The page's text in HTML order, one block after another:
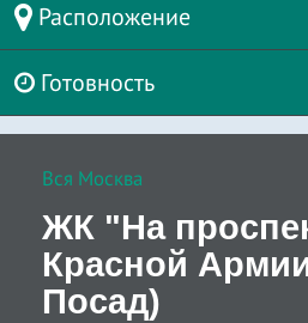
Расположение
Готовность
Вся Москва
ЖК "На
Красной
Посад)